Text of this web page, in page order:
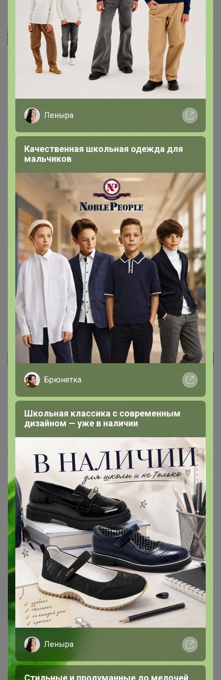
Селена
Гала1008, если талия узкая, то 34 размер сядет плотно,
если стандартный по ГОСТ, то на 52 подойдет 36
17 мая, 2026 20:05
Гала1008 Автор уже получил заказ!
На 52 размер какой лучше сядет 34 или 36?
17 мая, 2026 12:53
Windrose Автор уже получил заказ!
Классные! Соответствуют заявленным параметрам.
18 апреля, 2026 22:58
Реклама
Как здесь все устроено?
Как сделать заказ?
Доставка
Шоурумы
Торговые марки
Наша команда
В наличии
Подарочные сертификаты
Реклама на сайте
Поставщикам
Вакансии
support@24-ok.ru
Написать в поддержку
Защита покупателя
Помощь
О нас
Леныра
Качественная школьная одежда для
мальчиков
Брюнетка
Школьная классика с современным
дизайном — уже в наличии
Леныра
Стильные и продуманные до мелочей